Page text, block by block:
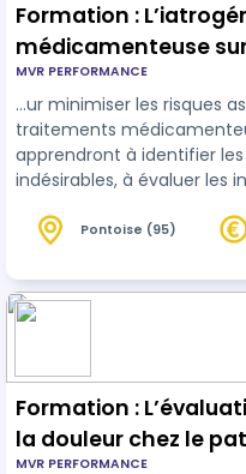
Formation :
médicamenteuse
soignante.
MVR PERFORMANCE
…ur minimiser les risques
traitements médicamenteux. Les
apprendront à identifier
indésirables, à évaluer les
communiquer
des traitements. Cette formation est cruciale
pour renforcer la sécurité
médicaments.
Pontoise (95)
Formation :
la douleur chez le
MVR PERFORMANCE